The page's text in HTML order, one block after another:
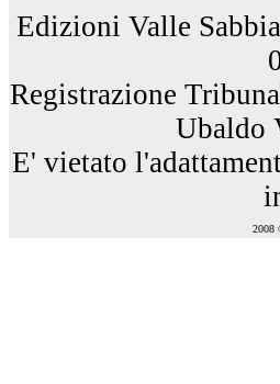
Edizioni Valle
Registrazione
Ubaldo
E' vietato
2008